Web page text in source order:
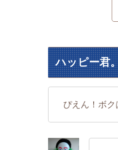
ハッピー君
ぴえん！ボク